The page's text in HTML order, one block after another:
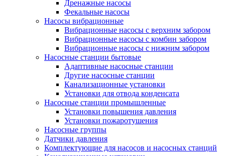
Дренажные насосы
Фекальные насосы
Насосы вибрационные
Вибрационные насосы с верхним забором
Вибрационные насосы с комбин забором
Вибрационные насосы с нижним забором
Насосные станции бытовые
Адаптивные насосные станции
Другие насосные станции
Канализационные установки
Установки для отвода конденсата
Насосные станции промышленные
Установки повышения давления
Установки пожаротушения
Насосные группы
Датчики давления
Комплектующие для насосов и насосных станций